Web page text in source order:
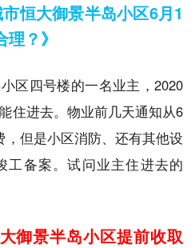
恒大御景半岛小区6月1
？》
区四号楼的一名业主，2020
住进去。物业前几天通知从6
，但是小区消防、还有其他设
工备案。试问业主住进去的
御景半岛小区提前收取